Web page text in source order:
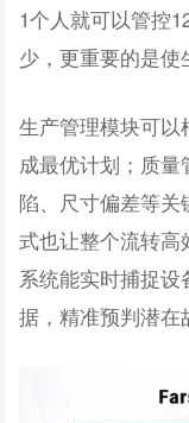
1个人就可以管控
少，更重要的是使
生产管理模块可
成最优计划；质
陷、尺寸偏差等
式也让整个流转
系统能实时捕捉
据，精准预判潜在